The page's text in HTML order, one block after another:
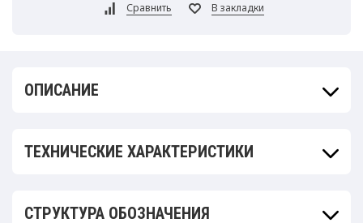
ОПИСАНИЕ
ТЕХНИЧЕСКИЕ ХАРАКТЕРИСТИКИ
СТРУКТУРА ОБОЗНАЧЕНИЯ